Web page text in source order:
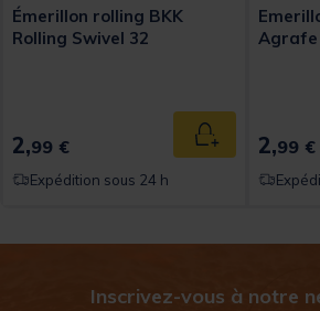
Émerillon rolling BKK
Rolling Swivel 32
2,99 € Ajouter au
Expédition sous 24 h
Agrafe
2,99 €
Inscrivez-vous à notre